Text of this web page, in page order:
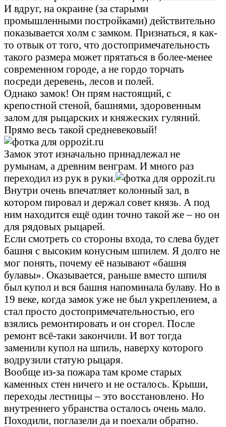
И вдруг, на окраине (за старыми
промышленными постройками) действительно
показывается холм с замком. Признаться, я как-
то отвык от того, что достопримечательность
такого размера может прятаться в более-менее
современном городе, а не гордо торчать
посреди деревень, лесов и полей.
Однако замок! Он прям настоящий, с
крепостной стеной, башнями, здоровенным
залом для рыцарских и княжеских гуляний.
Прямо весь такой средневековый!
Замок этот изначально принадлежал не
румынам, а древним венграм. И много раз
переходил из рук в руки.
Внутри очень впечатляет колонный зал, в
котором пировал и держал совет князь. А под
ним находится ещё один точно такой же – но он
для рядовых рыцарей.
Если смотреть со стороны входа, то слева будет
башня с высоким конусным шпилем. Я долго не
мог понять, почему её называют «башня
булавы». Оказывается, раньше вместо шпиля
был купол и вся башня напоминала булаву. Но в
19 веке, когда замок уже не был укреплением, а
стал просто достопримечательностью, его
взялись ремонтировать и он сгорел. После
ремонт всё-таки закончили. И вот тогда
заменили купол на шпиль, наверху которого
водрузили статую рыцаря.
Вообще из-за пожара там кроме старых
каменных стен ничего и не осталось. Крыши,
переходы лестницы – это восстановлено. Но
внутреннего убранства осталось очень мало.
Походили, поглазели да и поехали обратно.